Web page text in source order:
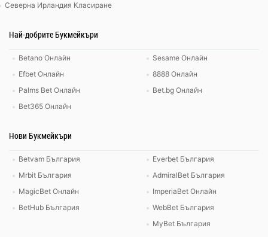
Северна Ирландия Класиране
Най-добрите Букмейкъри
Betano Онлайн
Efbet Онлайн
Palms Bet Онлайн
Bet365 Онлайн
Sesame Онлайн
8888 Онлайн
Bet.bg Онлайн
Нови Букмейкъри
Betvam България
Mrbit България
MagicBet Онлайн
BetHub България
Everbet България
AdmiralBet България
ImperiaBet Онлайн
WebBet България
MyBet България